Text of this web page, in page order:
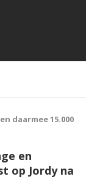
daarmee 15.000
en
op Jordy na